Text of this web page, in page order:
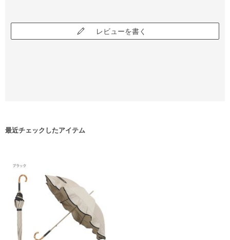
レビューを書く
最近チェックしたアイテム